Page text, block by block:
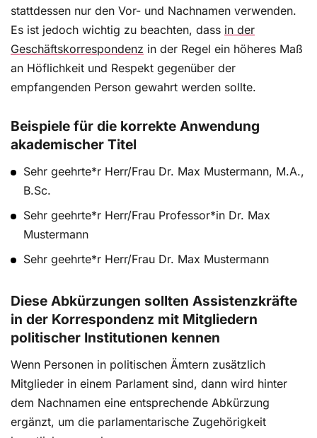
stattdessen nur den Vor- und Nachnamen verwenden.
Es ist jedoch wichtig zu beachten, dass in der
Geschäftskorrespondenz in der Regel ein höheres Maß
an Höflichkeit und Respekt gegenüber der
empfangenden Person gewahrt werden sollte.
Beispiele für die korrekte Anwendung
akademischer Titel
Sehr geehrte*r Herr/Frau Dr. Max Mustermann, M.A.,
B.Sc.
Sehr geehrte*r Herr/Frau Professor*in Dr. Max
Mustermann
Sehr geehrte*r Herr/Frau Dr. Max Mustermann
Diese Abkürzungen sollten Assistenzkräfte
in der Korrespondenz mit Mitgliedern
politischer Institutionen kennen
Wenn Personen in politischen Ämtern zusätzlich
Mitglieder in einem Parlament sind, dann wird hinter
dem Nachnamen eine entsprechende Abkürzung
ergänzt, um die parlamentarische Zugehörigkeit